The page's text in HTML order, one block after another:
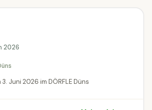
2026
Juni 2026 im DÖRFLE Düns